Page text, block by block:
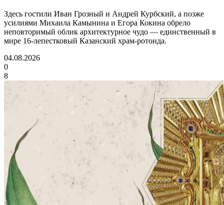
Здесь гостили Иван Грозный и Андрей Курбский, а позже
усилиями Михаила Камынина и Егора Кокина обрело
неповторимый облик архитектурное чудо — единственный в
мире 16‑лепестковый Казанский храм‑ротонда.
04.08.2026
0
8